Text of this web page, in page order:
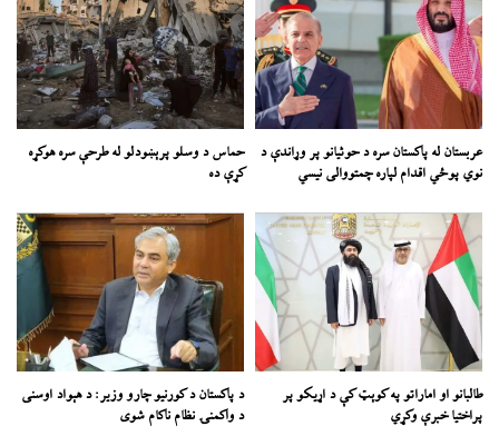
عربستان له پاکستان سره د حوثیانو پر وړاندې د
نوي پوځي اقدام لپاره چمتووالی نیسي
حماس د وسلو پرېښودلو له طرحې سره هوکړه
کړې ده
طالبانو او اماراتو په کوېټ کې د اړیکو پر
پراختیا خبرې وکړي
د پاکستان د کورنیو چارو وزیر: د هېواد اوسنی
د واکمنۍ نظام ناکام شوی